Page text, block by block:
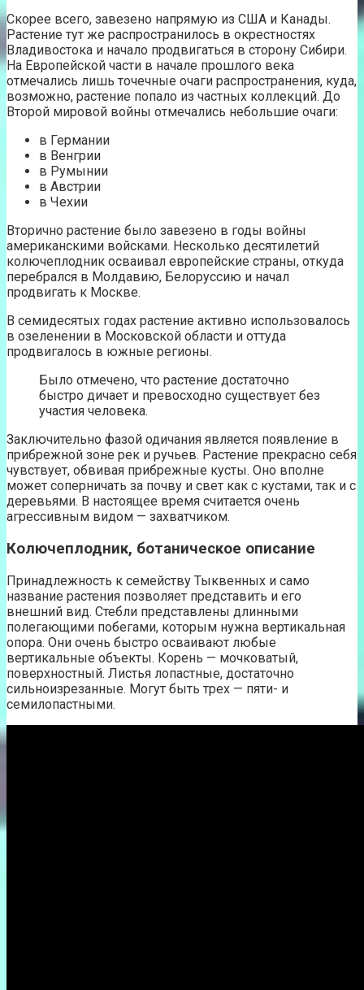
Скорее всего, завезено напрямую из США и Канады.
Растение тут же распространилось в окрестностях
Владивостока и начало продвигаться в сторону Сибири.
На Европейской части в начале прошлого века
отмечались лишь точечные очаги распространения, куда,
возможно, растение попало из частных коллекций. До
Второй мировой войны отмечались небольшие очаги:
в Германии
в Венгрии
в Румынии
в Австрии
в Чехии
Вторично растение было завезено в годы войны
американскими войсками. Несколько десятилетий
колючеплодник осваивал европейские страны, откуда
перебрался в Молдавию, Белоруссию и начал
продвигать к Москве.
В семидесятых годах растение активно использовалось
в озеленении в Московской области и оттуда
продвигалось в южные регионы.
Было отмечено, что растение достаточно
быстро дичает и превосходно существует без
участия человека.
Заключительно фазой одичания является появление в
прибрежной зоне рек и ручьев. Растение прекрасно себя
чувствует, обвивая прибрежные кусты. Оно вполне
может соперничать за почву и свет как с кустами, так и с
деревьями. В настоящее время считается очень
агрессивным видом — захватчиком.
Колючеплодник, ботаническое описание
Принадлежность к семейству Тыквенных и само
название растения позволяет представить и его
внешний вид. Стебли представлены длинными
полегающими побегами, которым нужна вертикальная
опора. Они очень быстро осваивают любые
вертикальные объекты. Корень — мочковатый,
поверхностный. Листья лопастные, достаточно
сильноизрезанные. Могут быть трех — пяти- и
семилопастными.